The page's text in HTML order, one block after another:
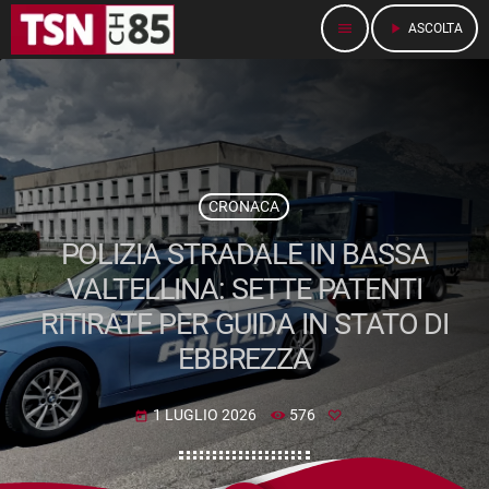
menu play_arrow ASCOLTA
CRONACA
POLIZIA STRADALE IN BASSA
VALTELLINA: SETTE PATENTI
RITIRATE PER GUIDA IN STATO DI
EBBREZZA
today 1 LUGLIO 2026 576